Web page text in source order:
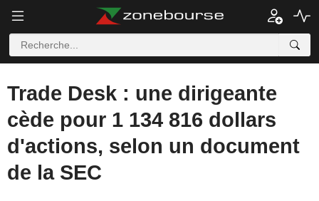
Trade Desk : une dirigeante
cède pour 1 134 816 dollars
d'actions, selon un document
de la SEC